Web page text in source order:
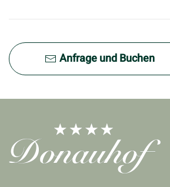
Anfrage und Buchen